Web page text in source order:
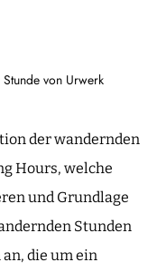
von Urwerk
der wandernden
Hours, welche
und Grundlage
Stunden
die um ein